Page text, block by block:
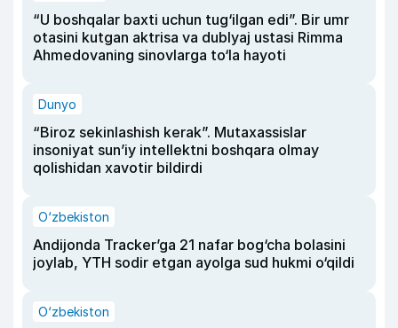
“U boshqalar baxti uchun tug‘ilgan edi”. Bir umr
otasini kutgan aktrisa va dublyaj ustasi Rimma
Ahmedovaning sinovlarga to‘la hayoti
Dunyo
“Biroz sekinlashish kerak”. Mutaxassislar
insoniyat sun’iy intellektni boshqara olmay
qolishidan xavotir bildirdi
O‘zbekiston
Andijonda Tracker’ga 21 nafar bog‘cha bolasini
joylab, YTH sodir etgan ayolga sud hukmi o‘qildi
O‘zbekiston